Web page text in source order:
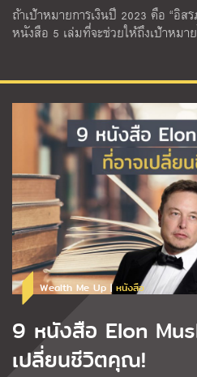
ถ้าเป้าหมายการเงินปี 2023 คือ “อิส
หนังสือ 5 เล่มที่จะช่วยให้ถึงเป้าหมา
Wealth Me Up |หนังสือ
9 หนังสือ Elon
เปลี่ยนชีวิตคุณ!